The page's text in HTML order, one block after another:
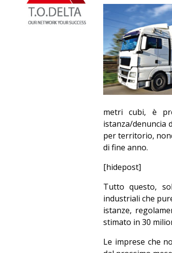
metri cubi, è
istanza/denuncia
per territorio,
di fine anno.
[hidepost]
Tutto questo,
industriali che
istanze,
stimato in 30
Le imprese che